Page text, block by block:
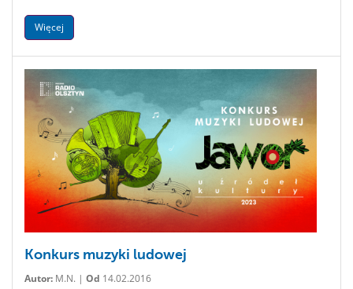
Więcej
Konkurs muzyki ludowej
Autor: M.N. | Od 14.02.2016